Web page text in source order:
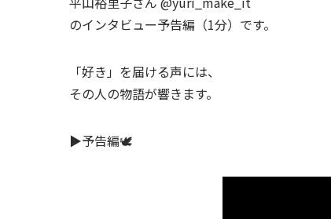
のインタビュー予告編（1分）です。
「好き」を届ける声には、
その人の物語が響きます。
▶︎予告編🕊